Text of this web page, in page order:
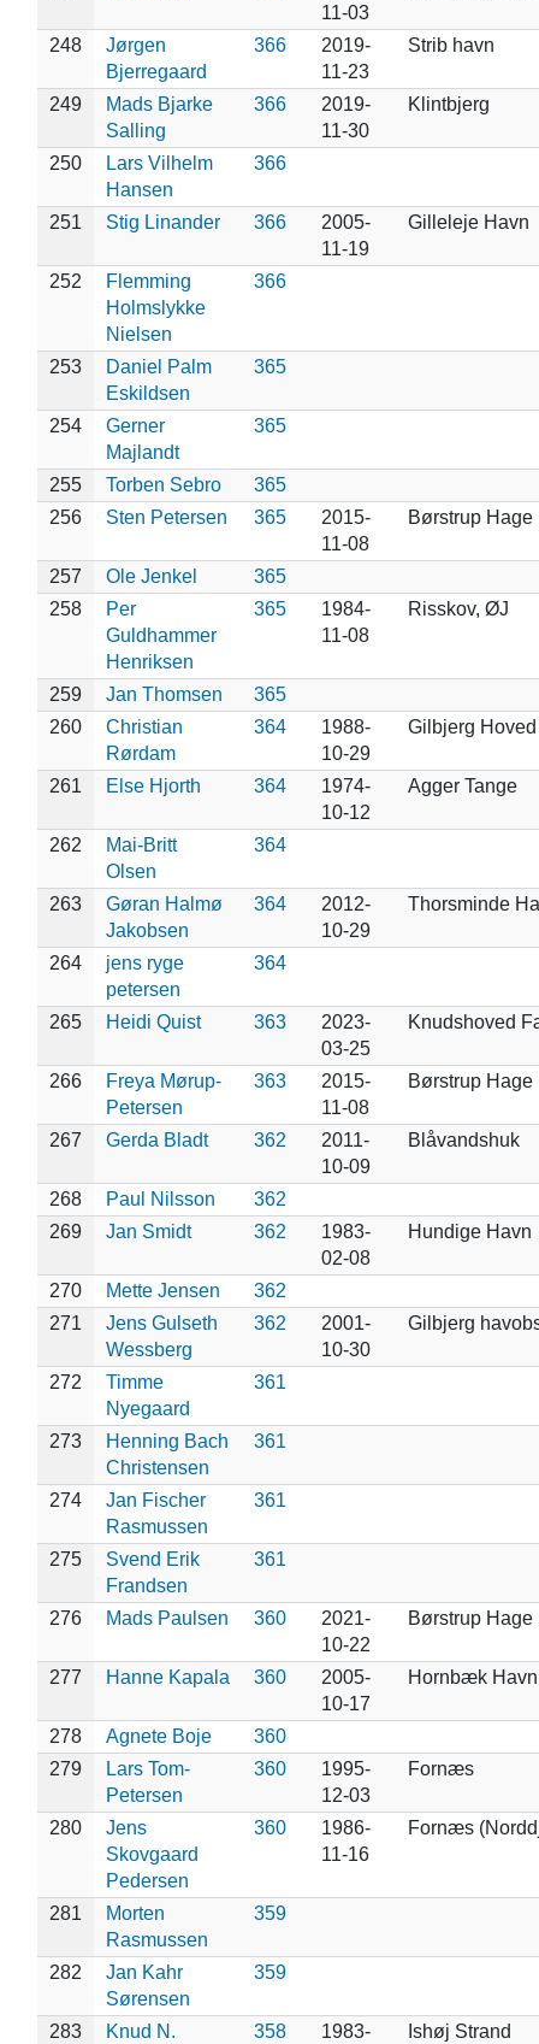
11-03
248
Jørgen
Bjerregaard
366
2019-
11-23
Strib havn
249
Mads Bjarke
Salling
366
2019-
11-30
Klintbjerg
250
Lars Vilhelm
Hansen
366
251 Stig Linander 366
2005-
11-19
Gilleleje Havn
252
Flemming
Holmslykke
Nielsen
366
253
Daniel Palm
Eskildsen
365
254
Gerner
Majlandt
365
255 Torben Sebro
365
256
Sten Petersen 365
2015-
11-08
Børstrup Hage
257 Ole Jenkel
365
258
Per
Guldhammer
Henriksen
365
1984-
11-08
Risskov, ØJ
259 Jan Thomsen
365
260
Christian
Rørdam
364
1988-
10-29
Gilbjerg Hoved
261 Else Hjorth 364
1974-
10-12
Agger Tange
262
Mai-Britt
Olsen
364
263
Gøran Halmø
Jakobsen
364
2012-
10-29
Thorsminde
264
jens ryge
petersen
364
265 Heidi Quist 363
2023-
03-25
Knudshoved
266
Freya Mørup-
Petersen
363
2015-
11-08
Børstrup Hage
267 Gerda Bladt 362
2011-
10-09
Blåvandshuk
268 Paul Nilsson
362
269
Jan Smidt 362
1983-
02-08
Hundige Havn
270 Mette Jensen
362
271
Jens Gulseth
Wessberg
362
2001-
10-30
Gilbjerg
272
Timme
Nyegaard
361
273
Henning Bach
Christensen
361
274
Jan Fischer
Rasmussen
361
275
Svend Erik
Frandsen
361
276 Mads Paulsen 360
2021-
10-22
Børstrup Hage
277 Hanne Kapala 360
2005-
10-17
Hornbæk Havn
278 Agnete Boje
360
279
Lars Tom-
Petersen
360
1995-
12-03
Fornæs
280
Jens
Skovgaard
Pedersen
360
1986-
11-16
Fornæs
281
Morten
Rasmussen
359
282
Jan Kahr
Sørensen
359
283 Knud N. 358 1983- Ishøj Strand